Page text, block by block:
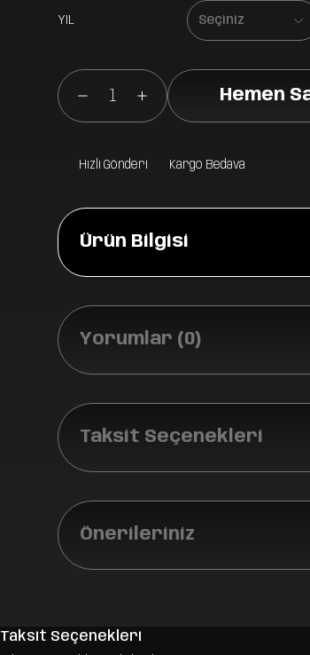
YIL
Hemen
Hızlı Gönderi Kargo Bedava
Ürün Bilgisi
Yorumlar (0)
Taksit Seçenekleri
Önerileriniz
Taksit Seçenekleri